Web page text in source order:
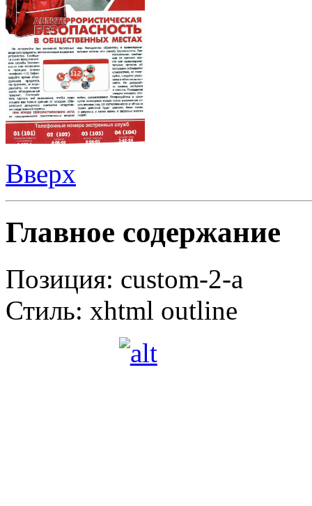
Вверх
Главное содержание
Позиция: custom-2-a
Стиль: xhtml outline